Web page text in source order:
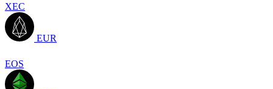
XEC
EUR
EOS